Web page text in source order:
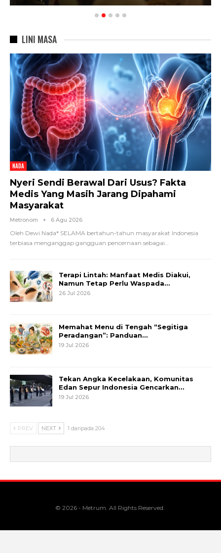
LINI MASA
NADA
Nyeri Sendi Berawal Dari Usus? Fakta
Medis Yang Masih Jarang Dipahami
Masyarakat
Metronom 6 Agu 2026
Oleh Dewi Nada* SELAMA bertahun-tahun masyarakat Indonesia
terbiasa menganggap gangguan pencernaan sebagai
Terapi Lintah: Manfaat Medis Diakui,
Namun Tetap Perlu Waspada…
26 Jul 2026
Memahat Menu di Tengah “Segitiga
Peradangan”: Panduan…
19 Jul 2026
Tekan Angka Kecelakaan, Komunitas
Edan Sepur Indonesia Gencarkan…
19 Jul 2026
PREV NEXT 1 daripada 204
© 2026 - Metrum. All Rights Reserved.